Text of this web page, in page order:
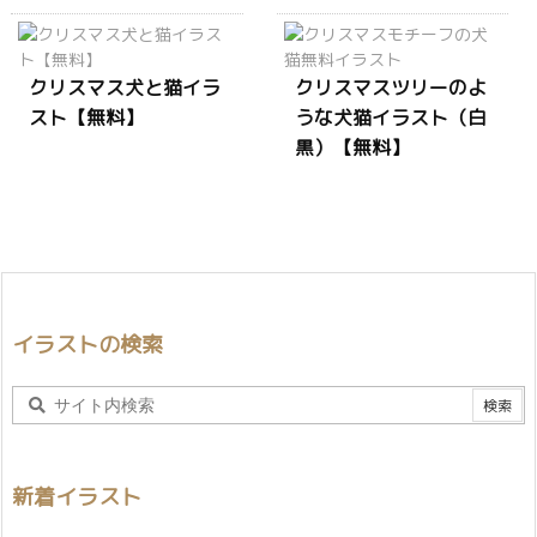
クリスマス犬と猫イラ
スト【無料】
クリスマスツリーのよ
うな犬猫イラスト（白
黒）【無料】
イラストの検索
新着イラスト